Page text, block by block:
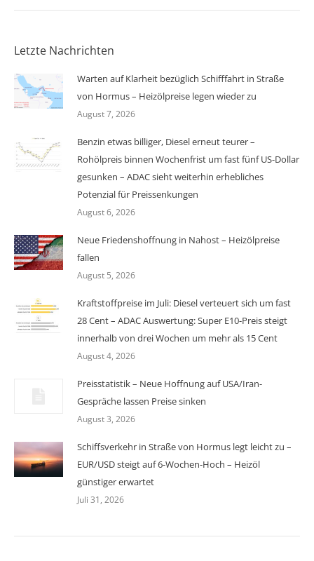
Letzte Nachrichten
Warten auf Klarheit bezüglich Schifffahrt in Straße
von Hormus – Heizölpreise legen wieder zu
August 7, 2026
Benzin etwas billiger, Diesel erneut teurer –
Rohölpreis binnen Wochenfrist um fast fünf US-Dollar
gesunken – ADAC sieht weiterhin erhebliches
Potenzial für Preissenkungen
August 6, 2026
Neue Friedenshoffnung in Nahost – Heizölpreise
fallen
August 5, 2026
Kraftstoffpreise im Juli: Diesel verteuert sich um fast
28 Cent – ADAC Auswertung: Super E10-Preis steigt
innerhalb von drei Wochen um mehr als 15 Cent
August 4, 2026
Preisstatistik – Neue Hoffnung auf USA/Iran-
Gespräche lassen Preise sinken
August 3, 2026
Schiffsverkehr in Straße von Hormus legt leicht zu –
EUR/USD steigt auf 6-Wochen-Hoch – Heizöl
günstiger erwartet
Juli 31, 2026